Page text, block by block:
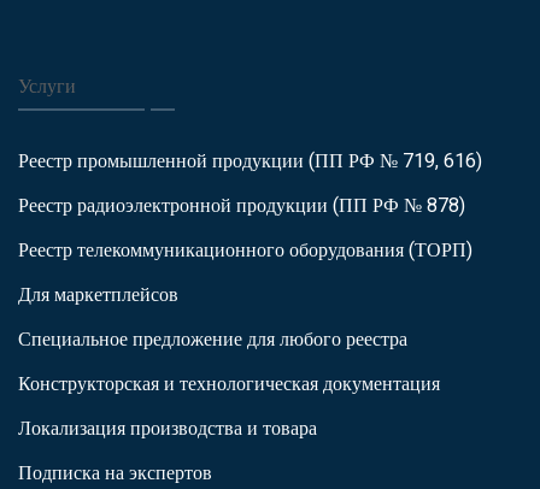
Услуги
Реестр промышленной продукции (ПП РФ № 719, 616)
Реестр радиоэлектронной продукции (ПП РФ № 878)
Реестр телекоммуникационного оборудования (ТОРП)
Для маркетплейсов
Специальное предложение для любого реестра
Конструкторская и технологическая документация
Локализация производства и товара
Подписка на экспертов